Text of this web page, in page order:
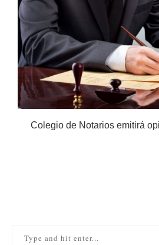
Colegio de Notarios emitirá